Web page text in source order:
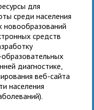
для
среди населения
новообразований
средств
диагностике,
веб-сайта
населения